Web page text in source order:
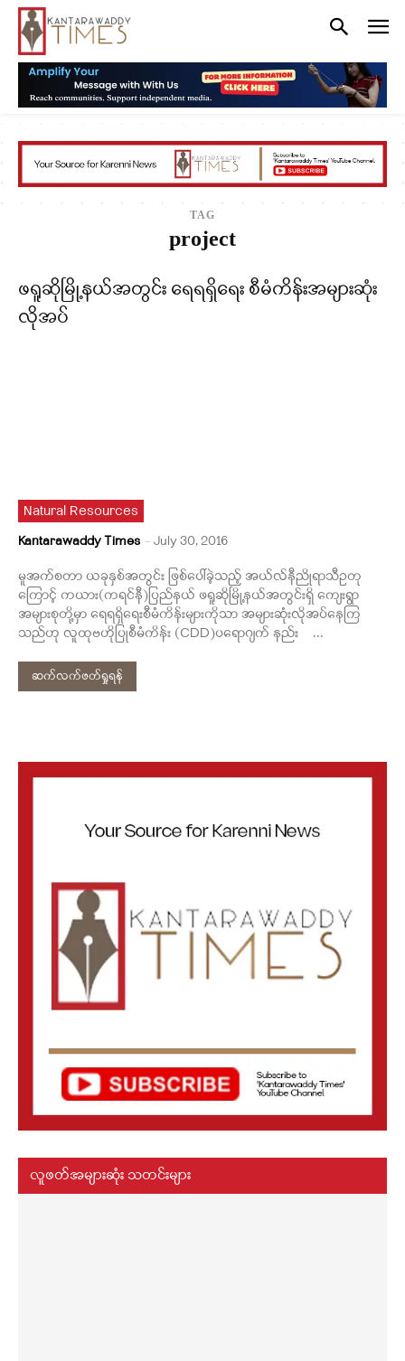
TAG
project
ဖရူဆိုမြို့နယ်အတွင်း ရေရရှိရေး စီမံကိန်းအများဆုံး
လိုအပ်
Natural Resources
Kantarawaddy Times - July 30, 2016
မူအက်စတာ ယခုနှစ်အတွင်း ဖြစ်ပေါ်ခဲ့သည့် အယ်လ်နီညိုရာသီဥတု
ကြောင့် ကယား(ကရင်နီ)ပြည်နယ် ဖရူဆိုမြို့နယ်အတွင်းရှိ ကျေးရွာ
အများစုတို့မှာ ရေရရှိရေးစီမံကိန်းများကိုသာ အများဆုံးလိုအပ်နေကြ
သည်ဟု လူထုဗဟိုပြုစီမံကိန်း (CDD)ပရောဂျက် နည်း ...
ဆက်လက်ဖတ်ရှုရန်
လူဖတ်အများဆုံး သတင်းများ